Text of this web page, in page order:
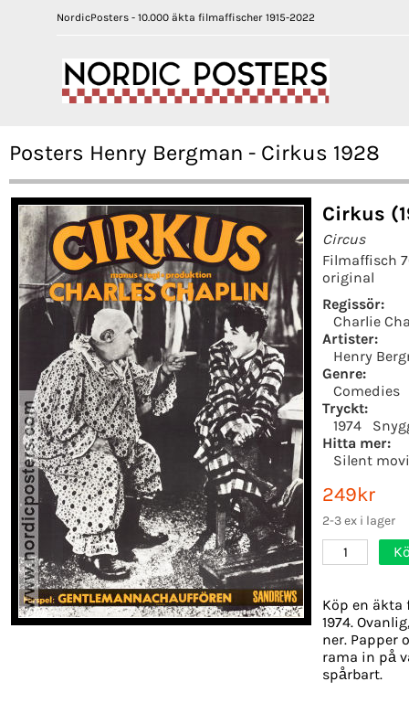
NordicPosters - 10.000 äkta filmaffischer 1915-2022
Posters Henry Bergman - Cirkus 1928
Cirkus
Circus
Filmaffisch
original
Regissör:
Charlie
Artister:
Henry
Genre:
Comedies
Tryckt:
1974
Hitta mer:
Silent
249kr
2-3 ex i lager
1
Köp en
1974.
ner. Papper
rama in på
spårbart.